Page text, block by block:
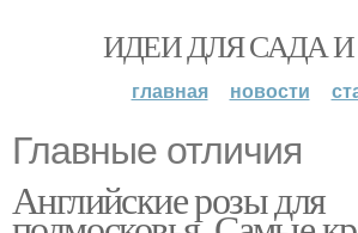
ИДЕИ ДЛЯ САДА
главная новости
Главные отличия
Английские розы для